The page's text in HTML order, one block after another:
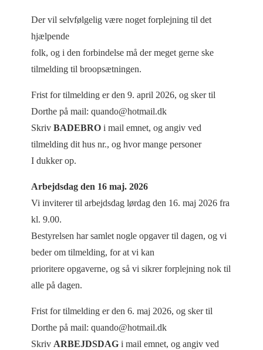
Der vil selvfølgelig være noget forplejning til det
hjælpende
folk, og i den forbindelse må der meget gerne ske
tilmelding til broopsætningen.
Frist for tilmelding er den 9. april 2026, og sker til
Dorthe på mail: quando@hotmail.dk
Skriv BADEBRO i mail emnet, og angiv ved
tilmelding dit hus nr., og hvor mange personer
I dukker op.
Arbejdsdag den 16 maj. 2026
Vi inviterer til arbejdsdag lørdag den 16. maj 2026 fra
kl. 9.00.
Bestyrelsen har samlet nogle opgaver til dagen, og vi
beder om tilmelding, for at vi kan
prioritere opgaverne, og så vi sikrer forplejning nok til
alle på dagen.
Frist for tilmelding er den 6. maj 2026, og sker til
Dorthe på mail: quando@hotmail.dk
Skriv ARBEJDSDAG i mail emnet, og angiv ved